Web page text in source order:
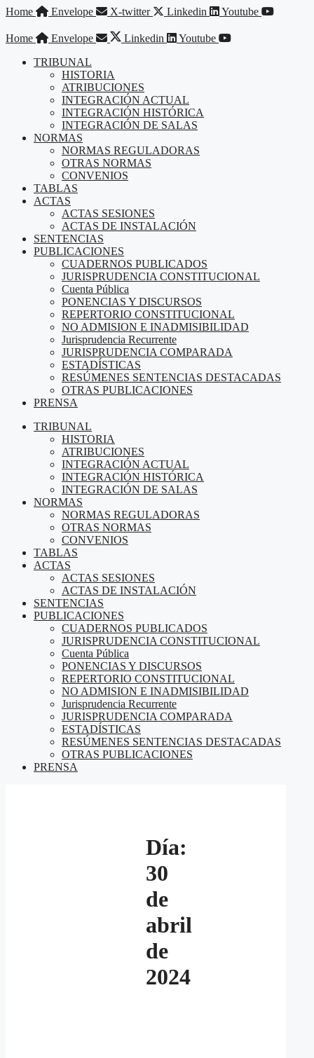
Saltar
contenido
Home Envelope X-twitter Linkedin Youtube
Home Envelope Linkedin
Youtube
TRIBUNAL
HISTORIA
ATRIBUCIONES
INTEGRACIÓN ACTUAL
INTEGRACIÓN HISTÓRICA
INTEGRACIÓN DE SALAS
NORMAS
NORMAS REGULADORAS
OTRAS NORMAS
CONVENIOS
TABLAS
ACTAS
ACTAS SESIONES
ACTAS DE INSTALACIÓN
SENTENCIAS
PUBLICACIONES
CUADERNOS PUBLICADOS
JURISPRUDENCIA CONSTITUCIONAL
Cuenta Pública
PONENCIAS Y DISCURSOS
REPERTORIO CONSTITUCIONAL
NO ADMISION E INADMISIBILIDAD
Jurisprudencia Recurrente
JURISPRUDENCIA COMPARADA
ESTADÍSTICAS
RESÚMENES SENTENCIAS DESTACADAS
OTRAS PUBLICACIONES
PRENSA
TRIBUNAL
HISTORIA
ATRIBUCIONES
INTEGRACIÓN ACTUAL
INTEGRACIÓN HISTÓRICA
INTEGRACIÓN DE SALAS
NORMAS
NORMAS REGULADORAS
OTRAS NORMAS
CONVENIOS
TABLAS
ACTAS
ACTAS SESIONES
ACTAS DE INSTALACIÓN
SENTENCIAS
PUBLICACIONES
CUADERNOS PUBLICADOS
JURISPRUDENCIA CONSTITUCIONAL
Cuenta Pública
PONENCIAS Y DISCURSOS
REPERTORIO CONSTITUCIONAL
NO ADMISION E INADMISIBILIDAD
Jurisprudencia Recurrente
JURISPRUDENCIA COMPARADA
ESTADÍSTICAS
RESÚMENES SENTENCIAS DESTACADAS
OTRAS PUBLICACIONES
PRENSA
Día:
30
de
abril
de
2024